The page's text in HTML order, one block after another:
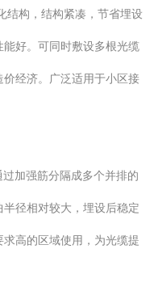
结构，结构紧凑，节省埋设
好。可同时敷设多根光缆
经济。广泛适用于小区接
加强筋分隔成多个并排的
径相对较大，埋设后稳定
高的区域使用，为光缆提